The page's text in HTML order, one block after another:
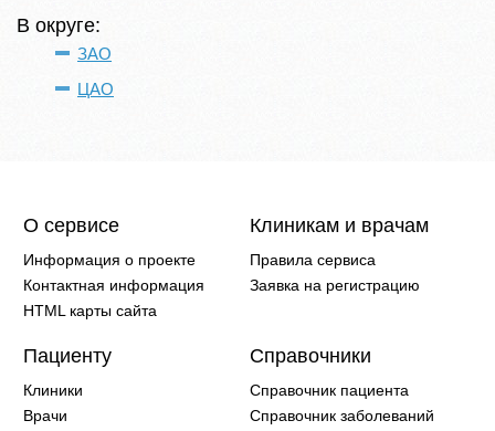
В округе:
ЗАО
ЦАО
О сервисе
Информация о проекте
Контактная информация
HTML карты сайта
Клиникам и врачам
Правила сервиса
Заявка на регистрацию
Пациенту
Клиники
Врачи
Справочники
Справочник пациента
Справочник заболеваний